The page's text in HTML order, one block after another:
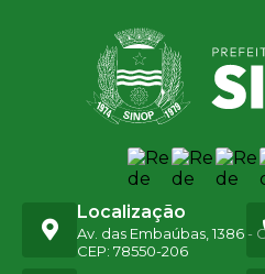
Localização
Av. das Embaúbas, 1386 -
CEP: 78550-206